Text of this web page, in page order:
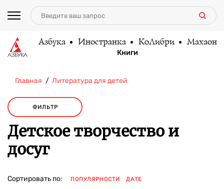
Азбука Иностранка КоЛибри Махаон
Книги
Главная Литература для детей
ФИЛЬТР
Детское творчество и
досуг
Сортировать по: ПОПУЛЯРНОСТИ ДАТЕ